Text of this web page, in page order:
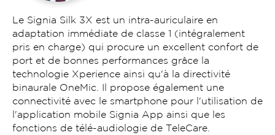
Le Signia Silk 3X est un intra-auriculaire en
adaptation immédiate de classe 1 (intégralement
pris en charge) qui procure un excellent confort de
port et de bonnes performances grâce la
technologie Xperience ainsi qu'à la directivité
binaurale OneMic. Il propose également une
connectivité avec le smartphone pour l'utilisation de
l'application mobile Signia App ainsi que les
fonctions de télé-audiologie de TeleCare.